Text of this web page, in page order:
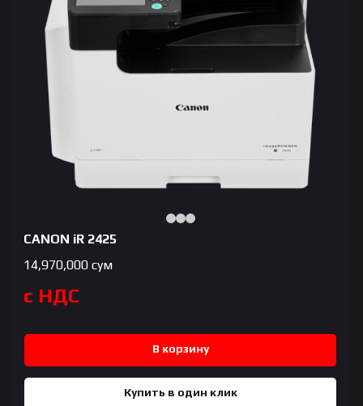
CANON iR 2425
14,970,000 сум
с НДС
В корзину
Купить в один клик